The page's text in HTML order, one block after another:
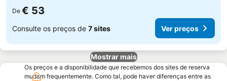
De € 53
Consulte os preços de 7 sites Ver preços
Mostrar mais
Os preços e a disponibilidade que recebemos dos sites de reserva
mudam frequentemente. Como tal, pode haver diferenças entre as